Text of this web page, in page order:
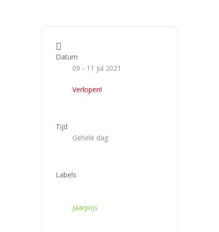
Datum
09 - 11 jul 2021
Verlopen!
Tijd
Gehele dag
Labels
Jaarprijs